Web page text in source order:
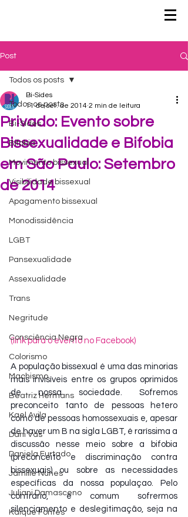
Post
Todos os posts
Bi-Sides
Bifobia
Movimento bissexual
Visibilidade bissexual
Apagamento bissexual
Monodissidência
LGBT
Pansexualidade
Assexualidade
Trans
Negritude
Consciência Negra
Colorismo
Machismo
Beatriz Hermans
Kael Avila
Dani Vas
Daniela Furtado
Jamille Nunes
Juliani Damasceno
Kaique Fontes
Todos os posts
Privado: Evento sobre
Bissexualidade e Bifobia
em São Paulo: Setembro
de 2014
Bi-Sides
11 de set. de 2014 2 min de leitura
(link para o evento no Facebook)
A população bissexual é uma das minorias
mais invisíveis entre os grupos oprimidos
de nossa sociedade. Sofremos
preconceito tanto de pessoas hetero
como de pessoas homossexuais e, apesar
de haver um B na sigla LGBT, é raríssima a
discussão nesse meio sobre a bifobia
(preconceito e discriminação contra
bissexuais) ou sobre as necessidades
específicas da nossa populaçao. Pelo
contrário, é comum sofrermos
silenciamento e deslegitimação, seja na